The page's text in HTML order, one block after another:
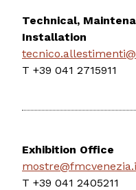
Technical,
Installation
T +39 041 2715911
Exhibition Office
T +39 041 2405211